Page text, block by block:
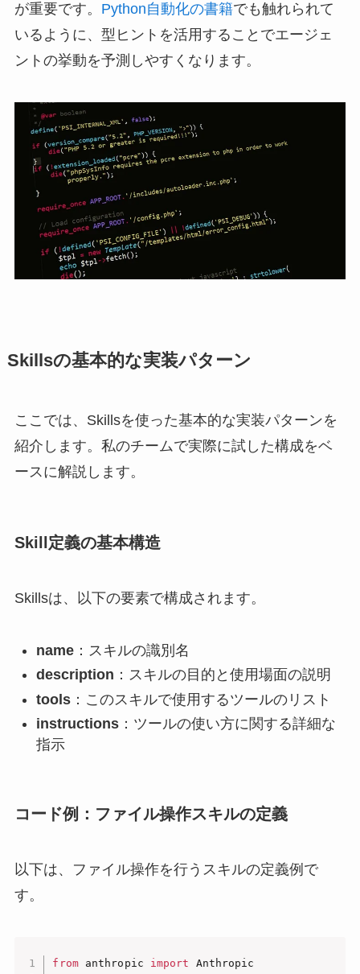
が重要です。 Python自動化の書籍でも触れられて
いるように、型ヒントを活用することでエージェ
ントの挙動を予測しやすくなります。
Skillsの基本的な実装パターン
ここでは、Skillsを使った基本的な実装パターンを
紹介します。私のチームで実際に試した構成をベ
ースに解説します。
Skill定義の基本構造
Skillsは、以下の要素で構成されます。
name：スキルの識別名
description ：スキルの目的と使用場面の説明
tools：このスキルで使用するツールのリスト
instructions：ツールの使い方に関する詳細な
指示
コード例：ファイル操作スキルの定義
以下は、ファイル操作を行うスキルの定義例で
す。
from anthropic import Anthropic